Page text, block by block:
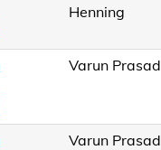
Henning
Varun Prasad
Varun Prasad